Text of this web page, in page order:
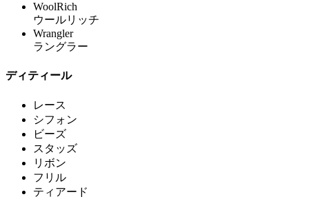
WoolRich
ウールリッチ
Wrangler
ラングラー
ディティール
レース
シフォン
ビーズ
スタッズ
リボン
フリル
ティアード